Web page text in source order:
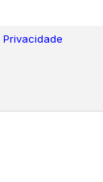
Privacidade